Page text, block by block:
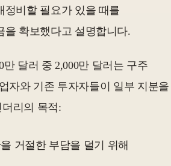
정비할 필요가 있을 때를
을 확보했다고 설명합니다.
만 달러 중 2,000만 달러는 구주
자와 기존 투자자들이 일부 지분을
리의 목적:
거절한 부담을 덜기 위해